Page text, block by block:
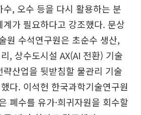
, 오수 등을 다시 활용하는 분
가 필요하다고 강조했다. 문상
원 수석연구원은 초순수 생산,
, 상수도시설 AX(AI 전환) 기술
산업을 뒷받침할 물관리 기술
다. 이석헌 한국과학기술연구원
폐수를 유가·희귀자원을 회수할